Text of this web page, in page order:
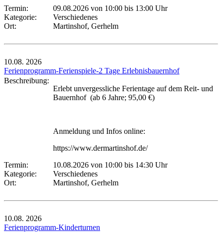
Termin:
09.08.2026 von 10:00 bis 13:00 Uhr
Kategorie:
Verschiedenes
Ort:
Martinshof, Gerhelm
10.08. 2026
Ferienprogramm-Ferienspiele-2 Tage Erlebnisbauernhof
Beschreibung:
Erlebt unvergessliche Ferientage auf dem Reit- und
Bauernhof (ab 6 Jahre; 95,00 €)
Anmeldung und Infos online:
https://www.dermartinshof.de/
Termin:
10.08.2026 von 10:00 bis 14:30 Uhr
Kategorie:
Verschiedenes
Ort:
Martinshof, Gerhelm
10.08. 2026
Ferienprogramm-Kinderturnen